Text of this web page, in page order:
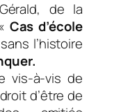
de la
Cas d’école
l’histoire
vis-à-vis de
d’être de